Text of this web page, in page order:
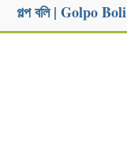
গল্প বলি | Golpo Boli